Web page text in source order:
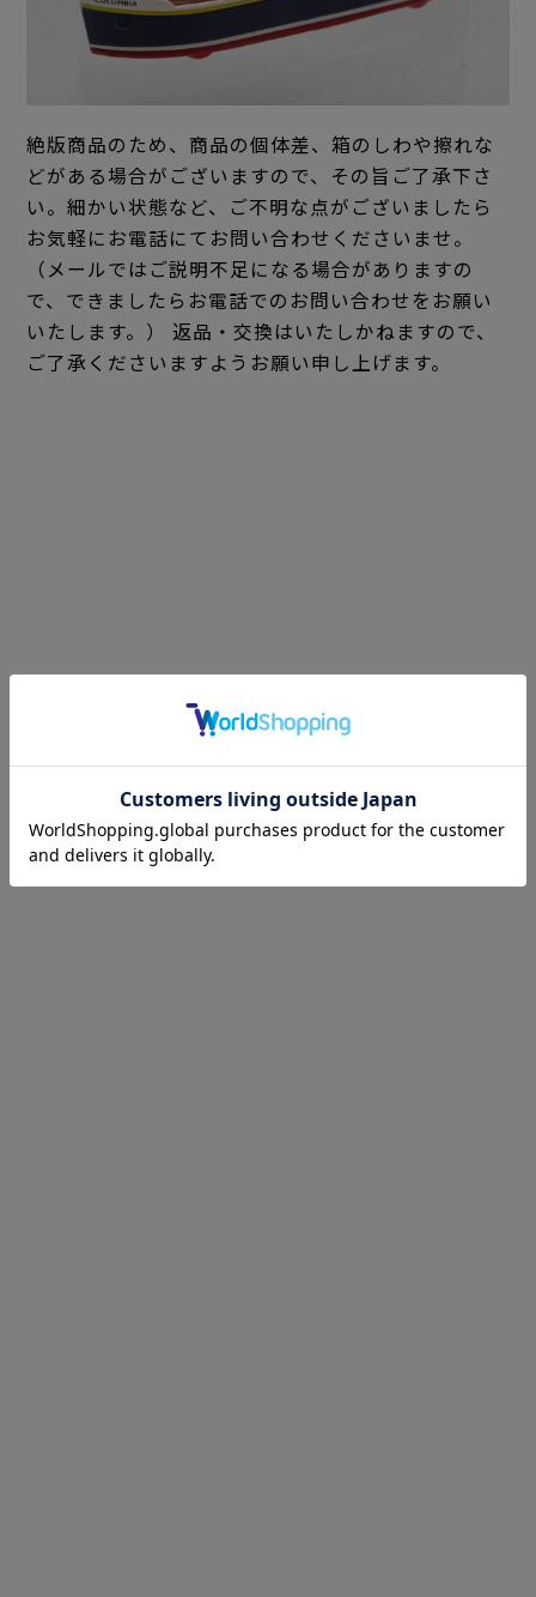
絶版商品のため、商品の個体差、箱のしわや擦れな
どがある場合がございますので、その旨ご了承下さ
い。細かい状態など、ご不明な点がございましたら
お気軽にお電話にてお問い合わせくださいませ。
（メールではご説明不足になる場合がありますの
で、できましたらお電話でのお問い合わせをお願い
いたします。） 返品・交換はいたしかねますので、
ご了承くださいますようお願い申し上げます。